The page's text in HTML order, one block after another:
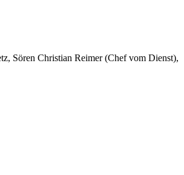
Sören Christian Reimer (Chef vom Dienst),